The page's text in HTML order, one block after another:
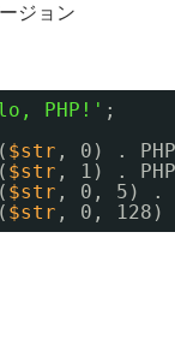
ジョン
PHP!' ;
( $str , 0) .
( $str , 1) .
( $str , 0, 5) .
( $str , 0, 128) .